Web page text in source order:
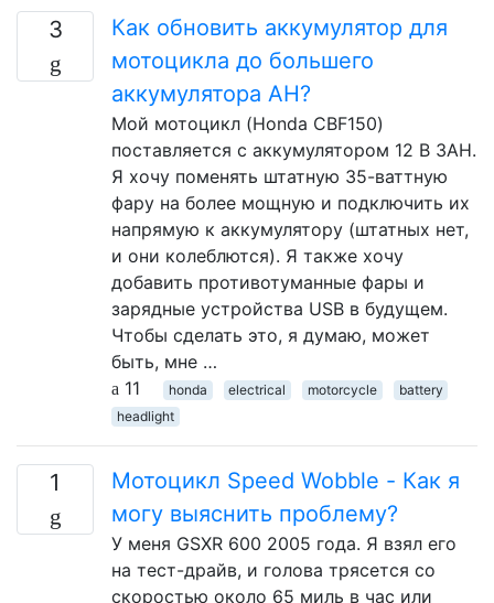
3
Как обновить аккумулятор для
мотоцикла до большего
аккумулятора AH?
Мой мотоцикл (Honda CBF150)
поставляется с аккумулятором 12 В 3AH.
Я хочу поменять штатную 35-ваттную
фару на более мощную и подключить их
напрямую к аккумулятору (штатных нет,
и они колеблются). Я также хочу
добавить противотуманные фары и
зарядные устройства USB в будущем.
Чтобы сделать это, я думаю, может
быть, мне …
11
honda electrical motorcycle
battery
headlight
1
Мотоцикл Speed ​​Wobble - Как я
могу выяснить проблему?
У меня GSXR 600 2005 года. Я взял его
на тест-драйв, и голова трясется со
скоростью около 65 миль в час или